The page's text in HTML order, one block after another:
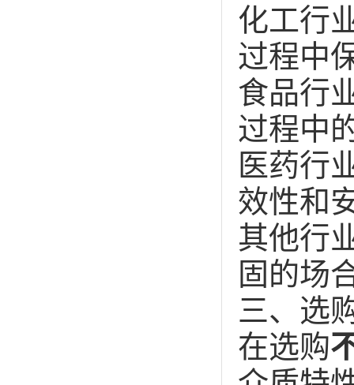
化工行
过程中
食品行
过程中
医药行
效性和
其他行
固的场
三、选
在选购